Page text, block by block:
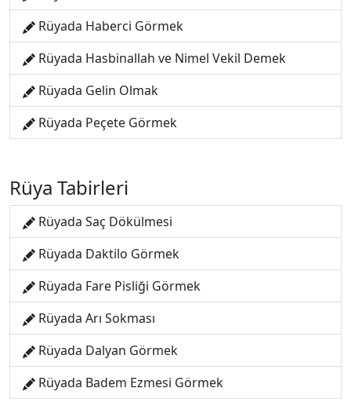
Rüyada Haberci Görmek
Rüyada Hasbinallah ve Nimel Vekil Demek
Rüyada Gelin Olmak
Rüyada Peçete Görmek
Rüya Tabirleri
Rüyada Saç Dökülmesi
Rüyada Daktilo Görmek
Rüyada Fare Pisliği Görmek
Rüyada Arı Sokması
Rüyada Dalyan Görmek
Rüyada Badem Ezmesi Görmek